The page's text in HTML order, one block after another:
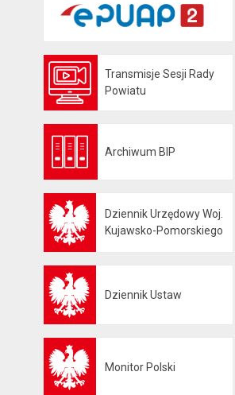
Transmisje Sesji Rady
Powiatu
Archiwum BIP
Dziennik Urzędowy Woj.
Kujawsko-Pomorskiego
Dziennik Ustaw
Monitor Polski